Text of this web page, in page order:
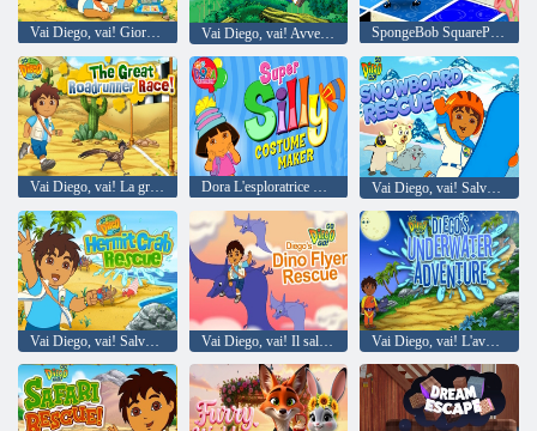
Vai Diego, vai! Giornale di campo Vai Diego, vai! Avventura nella foresta pluviale SpongeBob SquarePants La corsa verso Goo Lagoon
Vai Diego, vai! La grande corsa del roadrunner Dora L'esploratrice Creatrice di costumi super sciocca Vai Diego, vai! Salvataggio sullo snowboard
Vai Diego, vai! Il salvataggio del dinosauro volantino di Diego